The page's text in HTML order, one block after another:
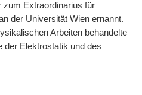
zum Extraordinarius für
der Universität Wien ernannt.
Arbeiten behandelte
der Elektrostatik und des